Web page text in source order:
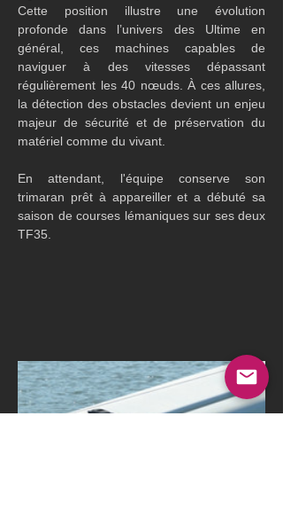
Cette position illustre une évolution
profonde dans l’univers des Ultime en
général, ces machines capables de
naviguer à des vitesses dépassant
régulièrement les 40 nœuds. À ces allures,
la détection des obstacles devient un enjeu
majeur de sécurité et de préservation du
matériel comme du vivant.
En attendant, l'équipe conserve son
trimaran prêt à appareiller et a débuté sa
saison de courses lémaniques sur ses deux
TF35.